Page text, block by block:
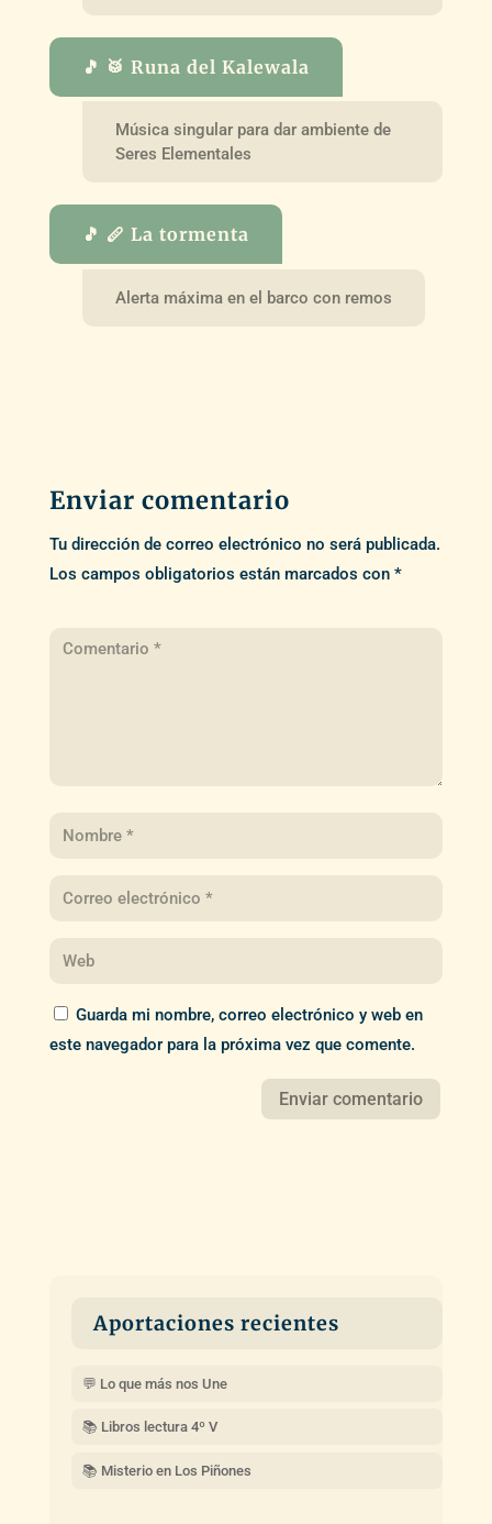
🎵 🥁 Runa del Kalewala
Música singular para dar ambiente de
Seres Elementales
🎵 🪈 La tormenta
Alerta máxima en el barco con remos
Enviar comentario
Tu dirección de correo electrónico no será publicada.
Los campos obligatorios están marcados con *
Guarda mi nombre, correo electrónico y web en
este navegador para la próxima vez que comente.
Aportaciones recientes
💬 Lo que más nos Une
📚 Libros lectura 4º V
📚 Misterio en Los Piñones